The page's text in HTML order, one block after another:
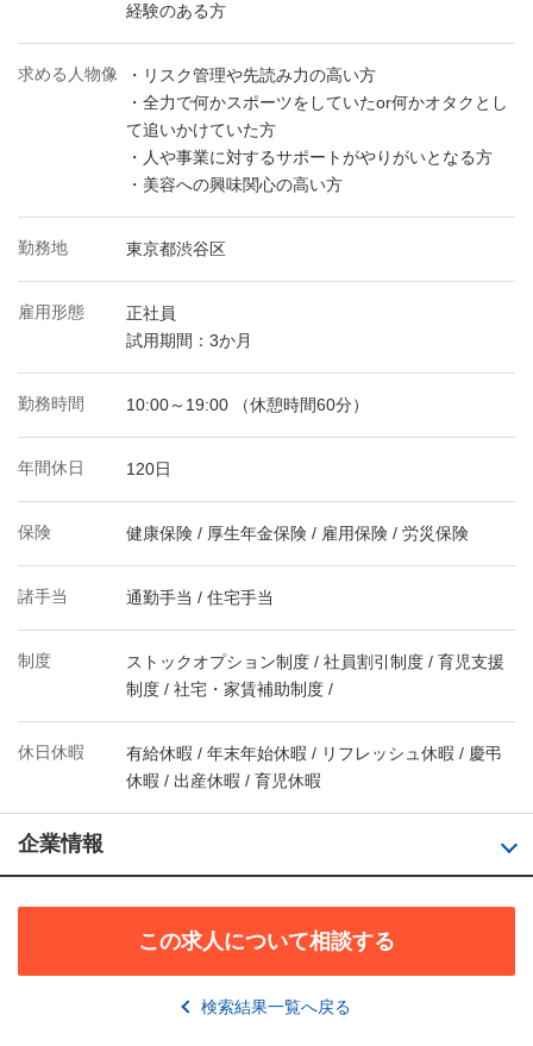
経験のある方
求める人物像
・リスク管理や先読み力の高い方
・全力で何かスポーツをしていたor何かオタクとし
て追いかけていた方
・人や事業に対するサポートがやりがいとなる方
・美容への興味関心の高い方
勤務地 東京都渋谷区
雇用形態
正社員
試用期間：3か月
勤務時間 10:00～19:00 （休憩時間60分）
年間休日 120日
保険 健康保険 / 厚生年金保険 / 雇用保険 / 労災保険
諸手当 通勤手当 / 住宅手当
制度
ストックオプション制度 / 社員割引制度 / 育児支援
制度 / 社宅・家賃補助制度 /
休日休暇
有給休暇 / 年末年始休暇 / リフレッシュ休暇 / 慶弔
休暇 / 出産休暇 / 育児休暇
企業情報
この求人について相談する
検索結果一覧へ戻る